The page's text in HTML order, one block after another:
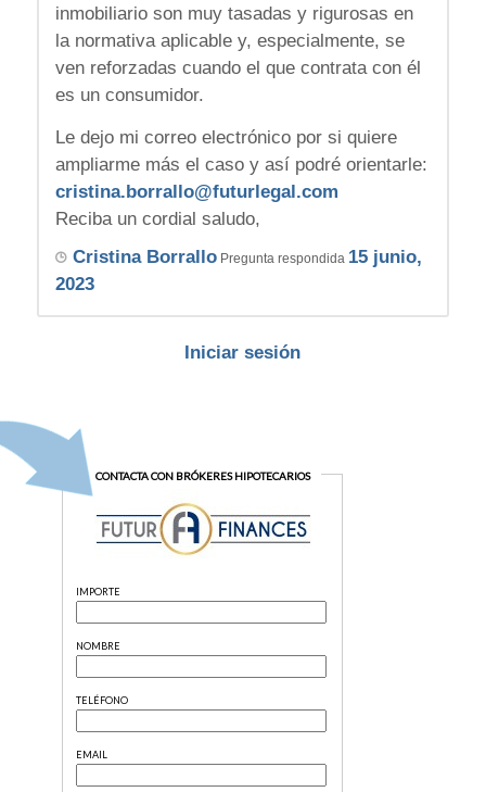
inmobiliario son muy tasadas y rigurosas en
la normativa aplicable y, especialmente, se
ven reforzadas cuando el que contrata con él
es un consumidor.
Le dejo mi correo electrónico por si quiere
ampliarme más el caso y así podré orientarle:
cristina.borrallo@futurlegal.com
Reciba un cordial saludo,
Cristina BorralloPregunta respondida 15 junio,
2023
Iniciar sesión